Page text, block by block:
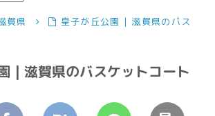
賀県
皇子が丘公園 | 滋賀県のバス
| 滋賀県のバスケットコート